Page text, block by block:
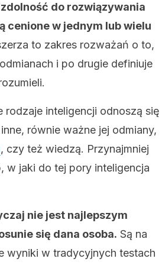
do rozwiązywania
cenione w jednym lub wielu
to zakres rozważań o to,
i po drugie definiuje
inteligencji odnoszą się
równie ważne jej odmiany,
, czy też wiedzą. Przynajmniej
w jaki do tej pory inteligencja
nie jest najlepszym
się dana osoba. Są na
wyniki w tradycyjnych testach